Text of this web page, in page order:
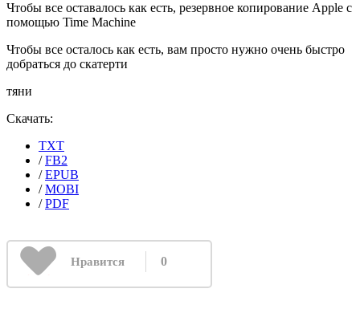
Чтобы все оставалось как есть, резервное копирование Apple с
помощью Time Machine
Чтобы все осталось как есть, вам просто нужно очень быстро
добраться до скатерти
тяни
Скачать:
TXT
/FB2
/EPUB
/MOBI
/PDF
Нравится 0